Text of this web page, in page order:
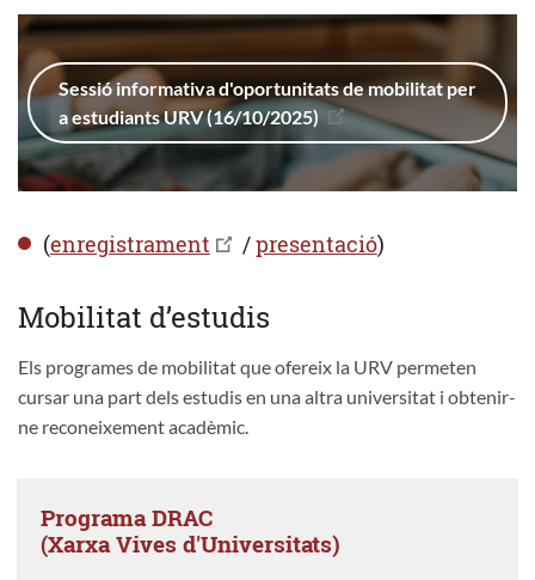
Sessió informativa d'oportunitats de mobilitat per
a estudiants URV (16/10/2025)
(enregistrament /presentació)
Mobilitat d’estudis
Els programes de mobilitat que ofereix la URV permeten
cursar una part dels estudis en una altra universitat i obtenir-
ne reconeixement acadèmic.
Programa DRAC
(Xarxa Vives d'Universitats)